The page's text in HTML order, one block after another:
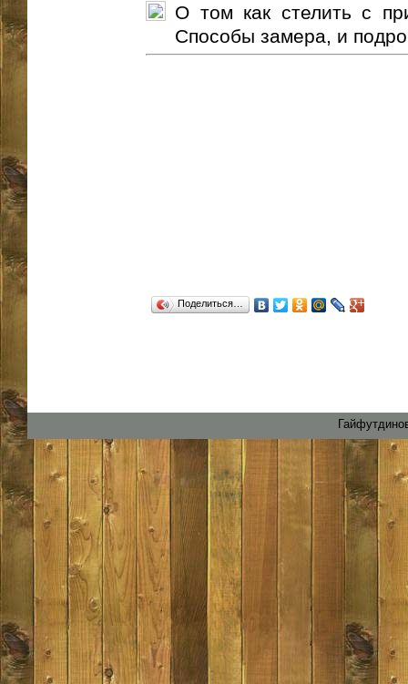
О том как стелить с
Способы замера, и
Поделиться…